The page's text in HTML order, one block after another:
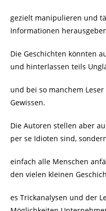
gezielt manipulieren und
Informationen
Die Geschichten könnten
und hinterlassen teils
und bei so manchem
Gewissen.
Die Autoren stellen aber
per se Idioten sind,
einfach alle Menschen
den vielen kleinen
es Trickanalysen und der